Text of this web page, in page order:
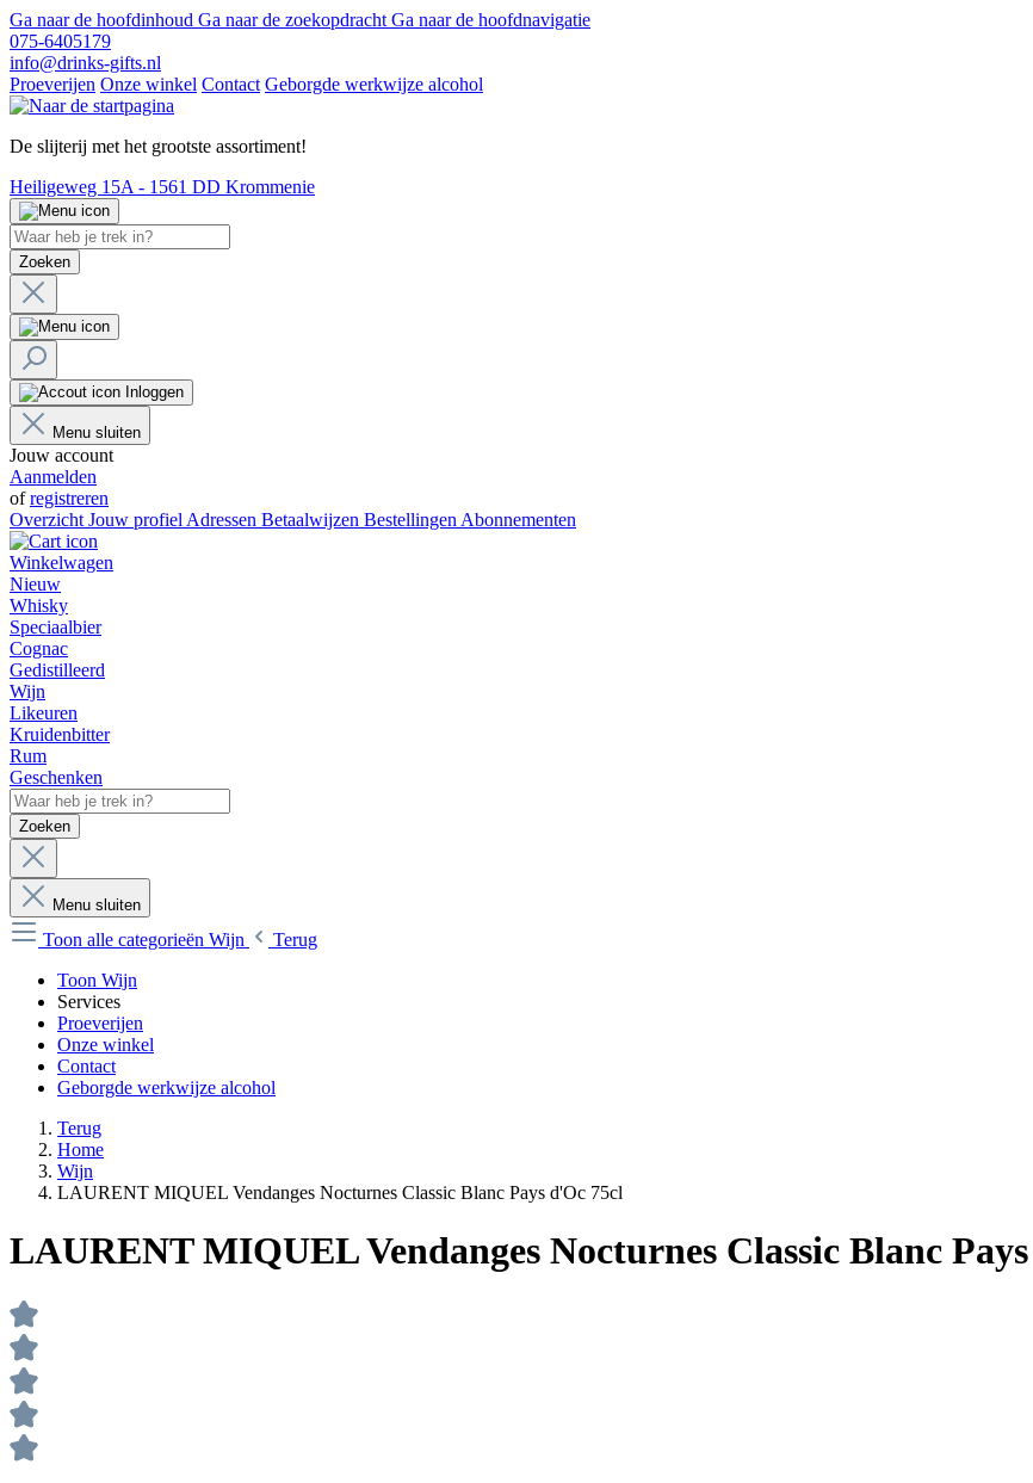
Ga naar de hoofdinhoud Ga naar de zoekopdracht Ga naar de hoofdnavigatie
075-6405179
info@drinks-gifts.nl
Proeverijen Onze winkel Contact Geborgde werkwijze alcohol
De slijterij met het grootste assortiment!
Heiligeweg 15A - 1561 DD Krommenie
Zoeken
Inloggen
Menu sluiten
Jouw account
Aanmelden
ofregistreren
Overzicht Jouw profiel Adressen Betaalwijzen Bestellingen Abonnementen
Winkelwagen
Nieuw
Whisky
Speciaalbier
Cognac
Gedistilleerd
Wijn
Likeuren
Kruidenbitter
Rum
Geschenken
Zoeken
Menu sluiten
Toon alle categorieën Wijn
Terug
Toon Wijn
Services
Proeverijen
Onze winkel
Contact
Geborgde werkwijze alcohol
Terug
Home
Wijn
LAURENT MIQUEL Vendanges Nocturnes Classic Blanc Pays d'Oc 75cl
LAURENT MIQUEL Vendanges Nocturnes Classic Blanc